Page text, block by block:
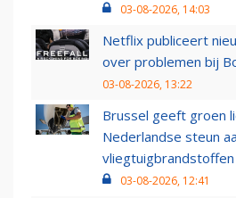
03-08-2026, 14:03
Netflix publiceert
over problemen bij
03-08-2026, 13:22
Brussel geeft groen
Nederlandse steun
vliegtuigbrandstoffen
03-08-2026, 12:41